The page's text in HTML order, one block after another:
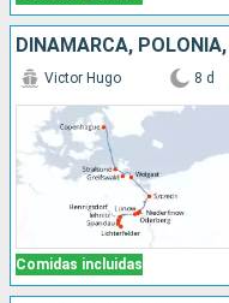
DINAMARCA,
Comidas incluidas
Victor Hugo 8 d